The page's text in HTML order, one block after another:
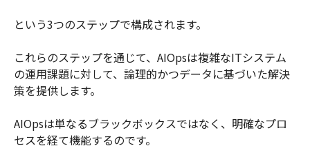
という3つのステップで構成されます。
これらのステップを通じて、AIOpsは複雑なITシステム
の運用課題に対して、論理的かつデータに基づいた解決
策を提供します。
AIOpsは単なるブラックボックスではなく、明確なプロ
セスを経て機能するのです。